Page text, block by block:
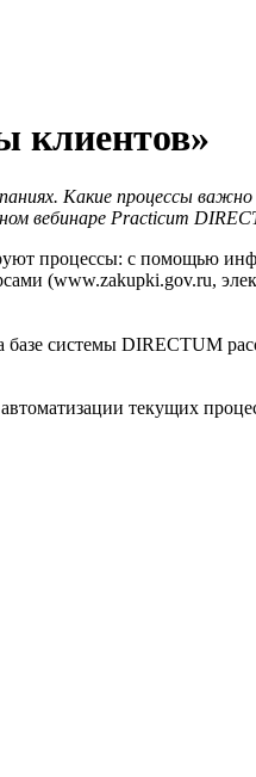
клиентов»
Какие процессы
вебинаре Practicum
процессы: с помощью
(www.zakupki.gov.ru,
базе системы DIRECTUM
текущих